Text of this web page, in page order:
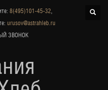
8(495)101-45-32,
urusov@astrahleb.ru
ЗВОНОК